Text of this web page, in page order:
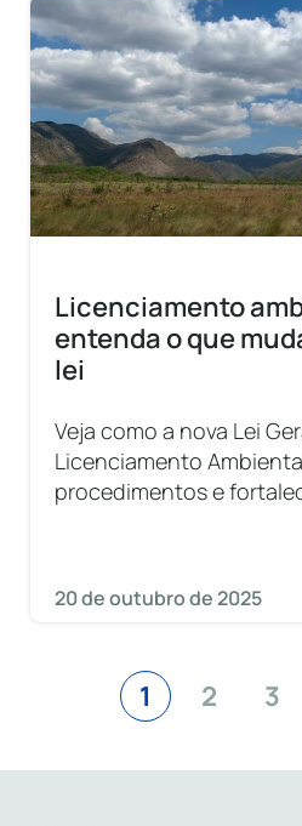
Licenciamento
entenda o que
lei
Veja como a nova Lei
Licenciamento
procedimentos e
20 de outubro de 2025
1 2 3